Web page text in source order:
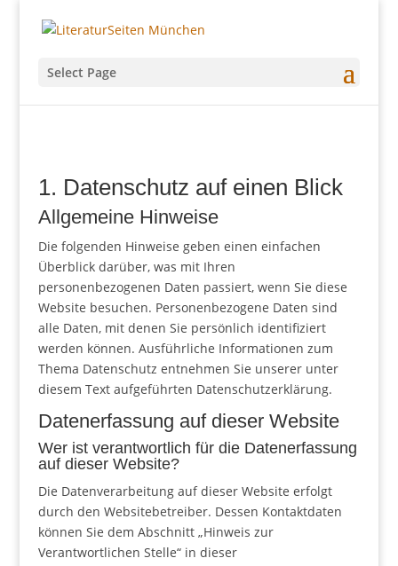
Select Page
1. Datenschutz auf einen Blick
Allgemeine Hinweise
Die folgenden Hinweise geben einen einfachen
Überblick darüber, was mit Ihren
personenbezogenen Daten passiert, wenn Sie diese
Website besuchen. Personenbezogene Daten sind
alle Daten, mit denen Sie persönlich identifiziert
werden können. Ausführliche Informationen zum
Thema Datenschutz entnehmen Sie unserer unter
diesem Text aufgeführten Datenschutzerklärung.
Datenerfassung auf dieser Website
Wer ist verantwortlich für die Datenerfassung
auf dieser Website?
Die Datenverarbeitung auf dieser Website erfolgt
durch den Websitebetreiber. Dessen Kontaktdaten
können Sie dem Abschnitt „Hinweis zur
Verantwortlichen Stelle“ in dieser